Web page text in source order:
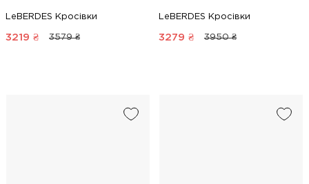
LeBERDES Кросівки
3219 ₴ 3579 ₴
LeBERDES Кросівки
3279 ₴ 3950 ₴